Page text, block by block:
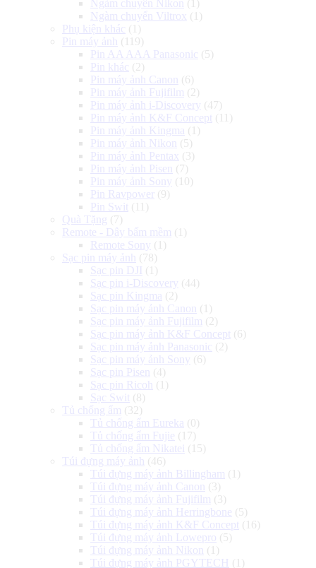
Ngàm chuyển Nikon
(1)
Ngàm chuyển Viltrox (1)
Phụ kiện khác (1)
Pin máy ảnh
(119)
Pin AA AAA Panasonic (5)
Pin khác (2)
Pin máy ảnh Canon
(6)
Pin máy ảnh Fujifilm (2)
Pin máy ảnh i-Discovery (47)
Pin máy ảnh K&F Concept (11)
Pin máy ảnh Kingma (1)
Pin máy ảnh Nikon
(5)
Pin máy ảnh Pentax (3)
Pin máy ảnh Pisen
(7)
Pin máy ảnh Sony (10)
Pin Ravpower
(9)
Pin Swit (11)
Quà Tặng (7)
Remote - Dây bấm mềm (1)
Remote Sony (1)
Sạc pin máy ảnh
(78)
Sạc pin DJI (1)
Sạc pin i-Discovery (44)
Sạc pin Kingma (2)
Sạc pin máy ảnh Canon
(1)
Sạc pin máy ảnh Fujifilm (2)
Sạc pin máy ảnh K&F Concept (6)
Sạc pin máy ảnh Panasonic (2)
Sạc pin máy ảnh Sony (6)
Sạc pin Pisen
(4)
Sạc pin Ricoh
(1)
Sạc Swit (8)
Tủ chống ẩm (32)
Tủ chống ẩm Eureka (0)
Tủ chống ẩm Fujie (17)
Tủ chống ẩm Nikatei (15)
Túi đựng máy ảnh
(46)
Túi đựng máy ảnh Billingham (1)
Túi đựng máy ảnh Canon
(3)
Túi đựng máy ảnh Fujifilm (3)
Túi đựng máy ảnh Herringbone (5)
Túi đựng máy ảnh K&F Concept (16)
Túi đựng máy ảnh Lowepro (5)
Túi đựng máy ảnh Nikon
(1)
Túi đựng máy ảnh PGYTECH
(1)